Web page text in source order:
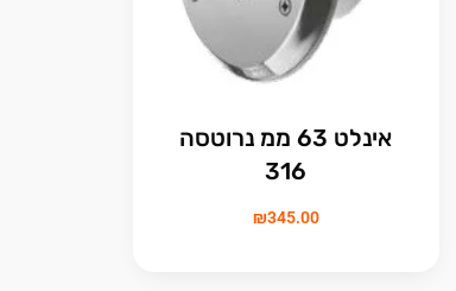
אינלט 63 ממ נרוטסה
316
₪345.00